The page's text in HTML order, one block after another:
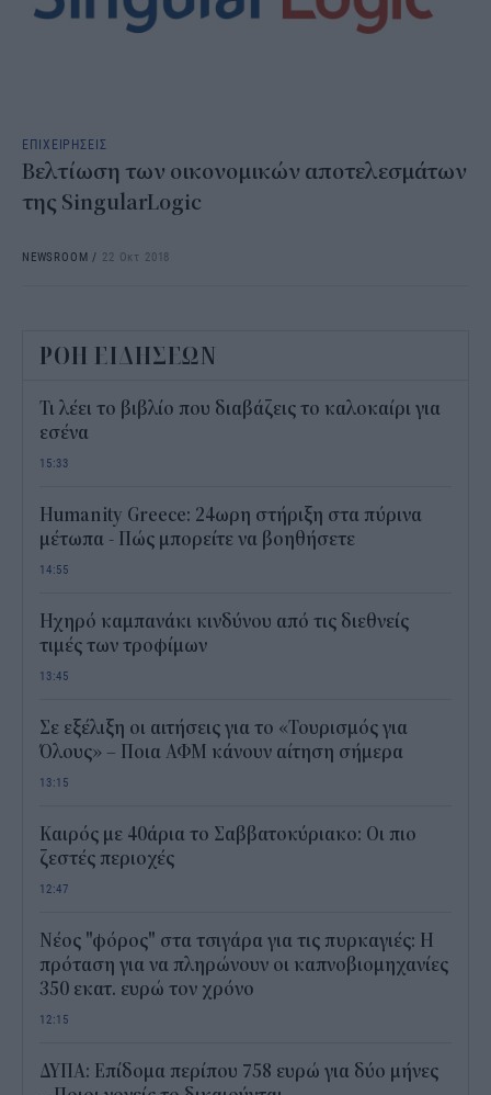
ΕΠΙΧΕΙΡΗΣΕΙΣ
Βελτίωση των οικονομικών αποτελεσμάτων
της SingularLogic
NEWSROOM / 22 Οκτ 2018
ΡΟΗ ΕΙΔΗΣΕΩΝ
Τι λέει το βιβλίο που διαβάζεις το καλοκαίρι για
εσένα
15:33
Humanity Greece: 24ωρη στήριξη στα πύρινα
μέτωπα - Πώς μπορείτε να βοηθήσετε
14:55
Ηχηρό καμπανάκι κινδύνου από τις διεθνείς
τιμές των τροφίμων
13:45
Σε εξέλιξη οι αιτήσεις για το «Τουρισμός για
Όλους» – Ποια ΑΦΜ κάνουν αίτηση σήμερα
13:15
Καιρός με 40άρια το Σαββατοκύριακο: Οι πιο
ζεστές περιοχές
12:47
Νέος "φόρος" στα τσιγάρα για τις πυρκαγιές: Η
πρόταση για να πληρώνουν οι καπνοβιομηχανίες
350 εκατ. ευρώ τον χρόνο
12:15
ΔΥΠΑ: Επίδομα περίπου 758 ευρώ για δύο μήνες